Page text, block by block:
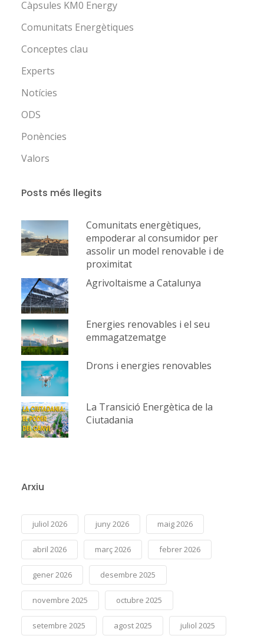
Càpsules KM0 Energy
Comunitats Energètiques
Conceptes clau
Experts
Notícies
ODS
Ponències
Valors
Posts més llegits
Comunitats energètiques,
empoderar al consumidor per
assolir un model renovable i de
proximitat
Agrivoltaisme a Catalunya
Energies renovables i el seu
emmagatzematge
Drons i energies renovables
La Transició Energètica de la
Ciutadania
Arxiu
juliol 2026 juny 2026 maig 2026
abril 2026 març 2026 febrer 2026
gener 2026 desembre 2025
novembre 2025 octubre 2025
setembre 2025 agost 2025 juliol 2025